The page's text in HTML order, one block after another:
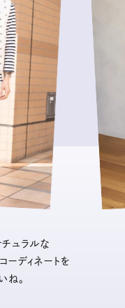
ュラルな
ーディネートを
ね。